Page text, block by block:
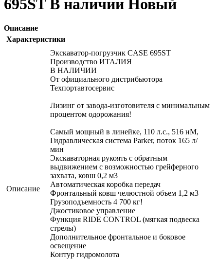
695ST В наличии Новый
Описание
Характеристики
Описание
Экскаватор-погрузчик CASE 695ST
Производство ИТАЛИЯ
В НАЛИЧИИ
От официального дистрибьютора
Техпортавтосервис
Лизинг от завода-изготовителя с минимальным
процентом одорожания!
Самый мощный в линейке, 110 л.с., 516 нМ,
Гидравлическая система Parker, поток 165 л/
мин
Экскаваторная рукоять с обратным
выдвижением с возможностью грейферного
захвата, ковш 0,2 м3
Автоматическая коробка передач
Фронтальный ковш челюстной объем 1,2 м3
Грузоподъемность 4 700 кг!
Джостиковое управление
Функция RIDE CONTROL (мягкая подвеска
стрелы)
Дополнительное фронтальное и боковое
освещение
Контур гидромолота